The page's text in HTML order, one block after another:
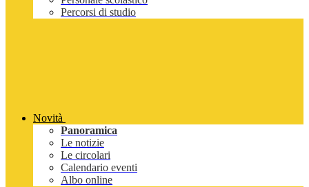
Percorsi di studio
Novità
Panoramica
Le notizie
Le circolari
Calendario eventi
Albo online